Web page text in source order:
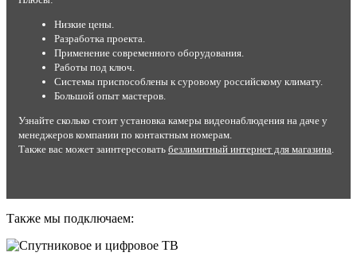
Низкие цены.
Разработка проекта.
Применение современного оборудования.
Работы под ключ.
Системы приспособлены к суровому российскому климату.
Большой опыт мастеров.
Узнайте сколько стоит установка камеры видеонаблюдения на даче у
менеджеров компании по контактным номерам.
Также вас может заинтересовать безлимитный интернет для магазина
Также мы подключаем: